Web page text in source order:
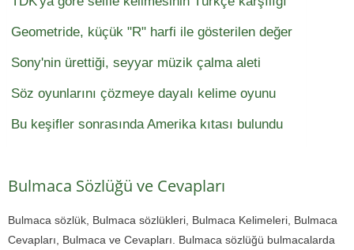
Geometride, küçük "R" harfi ile gösterilen değer
Sony'nin ürettiği, seyyar müzik çalma aleti
Söz oyunlarını çözmeye dayalı kelime oyunu
Bu keşifler sonrasında Amerika kıtası bulundu
Bulmaca Sözlüğü ve Cevapları
Bulmaca sözlük, Bulmaca sözlükleri, Bulmaca Kelimeleri, Bulmaca
Cevapları, Bulmaca ve Cevapları. Bulmaca sözlüğü bulmacalarda